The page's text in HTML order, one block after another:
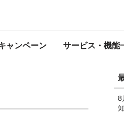
ャンペーン サービス・機能
お知らせ
8